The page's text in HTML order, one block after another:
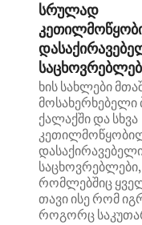
სრულად
ხის სახლები
მოსახერხებელი
ქალაქში და სხვა
საცხოვრებლები,
რომლებშიც
თავი ისე რომ
როგორც